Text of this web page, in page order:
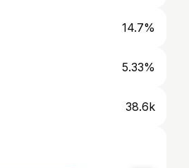
14.7%
5.33%
38.6k